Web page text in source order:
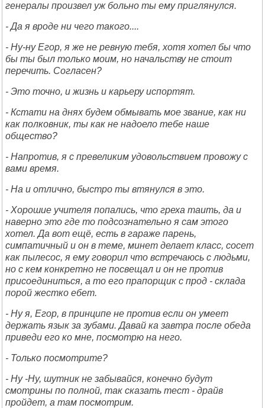
генералы произвел уж больно ты ему приглянулся.
- Да я вроде ни чего такого....
- Ну-ну Егор, я же не ревную тебя, хотя хотел бы что
бы ты был только моим, но начальству не стоит
перечить. Согласен?
- Это точно, и жизнь и карьеру испортят.
- Кстати на днях будем обмывать мое звание, как ни
как полковник, ты как не надоело тебе наше
общество?
- Напротив, я с превеликим удовольствием провожу с
вами время.
- На и отлично, быстро ты втянулся в это.
- Хорошие учителя попались, что греха таить, да и
наверно это где то подсознательно я сам этого
хотел. Да вот ещё, есть в гараже парень,
симпатичный и он в теме, минет делает класс, сосет
как пылесос, я ему говорил что встречаюсь с людьми,
но с кем конкретно не посвещал и он не против
присоединиться, а то его прапорщик с прод - склада
порой жестко ебет.
- Ну я, Егор, в принципе не против если он умеет
держать язык за зубами. Давай ка завтра после обеда
приведи его ко мне, посмотрю на него.
- Только посмотрите?
- Ну -Ну, шутник не забывайся, конечно будут
смотрины по полной, так сказать тест - драйв
пройдет, а там посмотрим.